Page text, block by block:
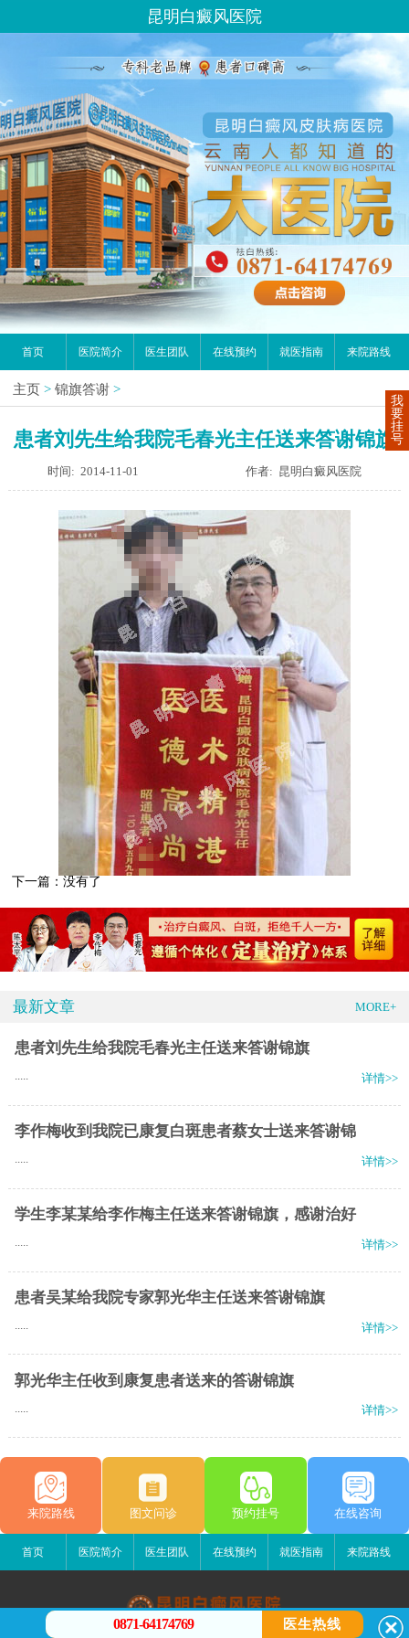
昆明白癜风医院
首页 医院简介 医生团队 在线预约 就医指南 来院路线
主页 > 锦旗答谢 >
患者刘先生给我院毛春光主任送来答谢锦旗
时间: 2014-11-01 作者: 昆明白癜风医院
下一篇：没有了
最新文章 MORE+
患者刘先生给我院毛春光主任送来答谢锦旗
..... 详情>>
李作梅收到我院已康复白斑患者蔡女士送来答谢锦
..... 详情>>
学生李某某给李作梅主任送来答谢锦旗，感谢治好
..... 详情>>
患者吴某给我院专家郭光华主任送来答谢锦旗
详情>>
郭光华主任收到康复患者送来的答谢锦旗
详情>>
来院路线 图文问诊 预约挂号 在线咨询
首页 医院简介 医生团队 在线预约 就医指南 来院路线
0871-64174769 医生热线
我
要
挂
号